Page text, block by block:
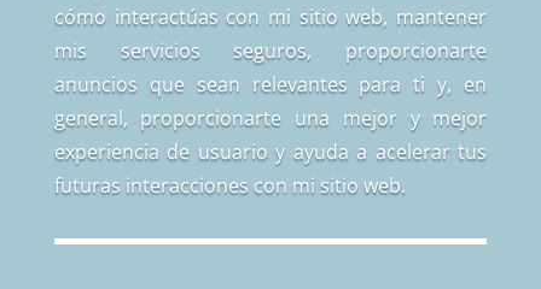
cómo interactúas con mi sitio web, mantener
mis servicios seguros, proporcionarte
anuncios que sean relevantes para ti y, en
general, proporcionarte una mejor y mejor
experiencia de usuario y ayuda a acelerar tus
futuras interacciones con mi sitio web.